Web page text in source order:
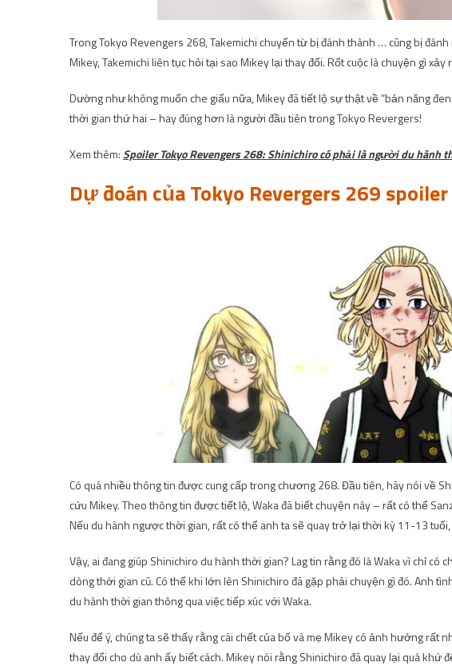
Trong Tokyo Revengers 268, Takemichi chuyển từ bị đánh thành … cũng bị
Mikey, Takemichi liên tục hỏi tại sao Mikey lại thay đổi. Rốt cuộc là chuyện gì
Dường như không muốn che giấu nữa, Mikey đã tiết lộ sự thật về “bản năng
thời gian thứ hai – hay đúng hơn là người đầu tiên trong Tokyo Revergers!
Xem thêm:Spoiler Tokyo Revengers 268: Shinichiro có phải là người du hành
Dự đoán của Tokyo Revergers 269 spoiler
Có quá nhiều thông tin được cung cấp trong chương 268. Đầu tiên, hãy nói về
cứu Mikey. Theo thông tin được tiết lộ, Waka đã biết chuyện này – rất có thể
Nếu du hành ngược thời gian, rất có thể anh ta sẽ quay trở lại thời kỳ 11-13
Vậy, ai đang giúp Shinichiro du hành thời gian? Lag tin rằng đó là Waka vì chỉ
dòng thời gian cũ. Có thể khi lớn lên Shinichiro đã gặp phải chuyện gì đó. Anh
du hành thời gian thông qua việc tiếp xúc với Waka.
Nếu để ý, chúng ta sẽ thấy rằng cái chết của bố và mẹ Mikey có ảnh hưởng rất
thay đổi cho dù anh ấy biết cách. Mikey nói rằng Shinichiro đã quay lại quá khứ